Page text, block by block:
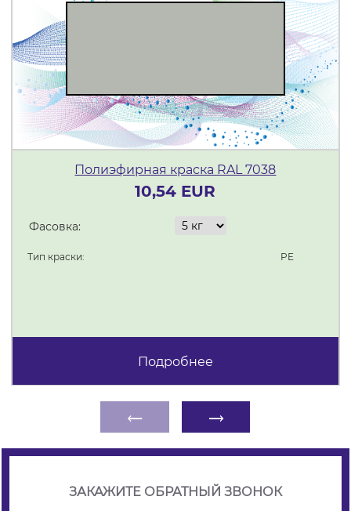
Полиэфирная краска RAL 7038
10,54 EUR
Фасовка:
Тип краски: PE
Подробнее
← →
ЗАКАЖИТЕ ОБРАТНЫЙ ЗВОНОК